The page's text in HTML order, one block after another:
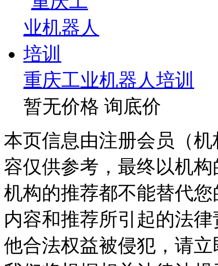
重庆工业机器人培训
暂无价格 询底价
本页信息由注册会员（
容仅供参考，最终以机
机构的推荐都不能替代
内容和推荐所引起的法
他合法权益被侵犯，请